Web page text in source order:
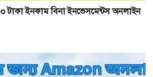
টাকা ইনকাম বিনা ইনভেসমেন্টস অনলাইন